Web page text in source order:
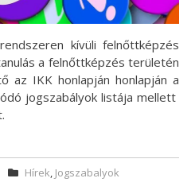
kívüli felnőttképzés
a felnőttképzés területén
az IKK honlapján honlapján a
jogszabályok listája mellett
Hírek, Jogszabalyok